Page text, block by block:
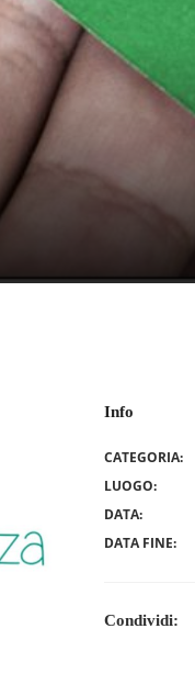
Info
CATEGORIA:
LUOGO:
DATA:
DATA FINE:
Condividi: